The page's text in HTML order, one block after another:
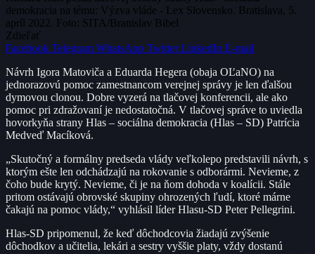
demokracia na tému: Výzva vláde - Lex Slovensko. Bratislava, 5.
apríl 2022. Foto: SITA/Branislav Bibel
Zdieľať
Facebook Telegram WhatsApp Twitter LinkedIn E-mail
Návrh Igora Matoviča a Eduarda Hegera (obaja OĽaNO) na
jednorazovú pomoc zamestnancom verejnej správy je len ďalšou
dymovou clonou. Dobre vyzerá na tlačovej konferencii, ale ako
pomoc pri zdražovaní je nedostatočná. V tlačovej správe to uviedla
hovorkyňa strany Hlas – sociálna demokracia (Hlas – SD) Patrícia
Medveď Macíková.
„Skutočný a formálny predseda vlády veľkolepo predstavili návrh, s
ktorým ešte len odchádzajú na rokovanie s odborármi. Nevieme, z
čoho bude krytý. Nevieme, či je na ňom dohoda v koalícii. Stále
pritom ostávajú obrovské skupiny ohrozených ľudí, ktoré márne
čakajú na pomoc vlády,“ vyhlásil líder Hlasu-SD Peter Pellegrini.
Hlas-SD pripomenul, že keď dôchodcovia žiadajú zvýšenie
dôchodkov a učitelia, lekári a sestry vyššie platy, vždy dostanú